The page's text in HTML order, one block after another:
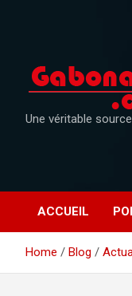
Une véritable
ACCUEIL
Home Blog